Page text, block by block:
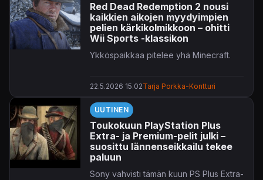
Red Dead Redemption 2 nousi
kaikkien aikojen myydyimpien
pelien kärkikolmikkoon – ohitti
Wii Sports -klassikon
Ykköspaikkaa pitelee yhä Minecraft.
22.5.2026 15.02Tarja Porkka-Kontturi
UUTINEN
Toukokuun PlayStation Plus
Extra- ja Premium-pelit julki –
suosittu lännenseikkailu tekee
paluun
Sony vahvisti tämän kuun PS Plus Extra-